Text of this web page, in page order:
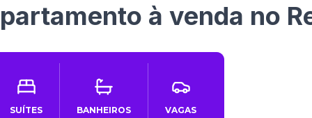
à venda no
SUÍTES BANHEIROS VAGAS